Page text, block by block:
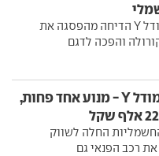
טסלה מודל Y הדיחה מהפסגה את
והפכה לדגם
טסלה מודל Y - מנוע אחד פחות,
החלה לשווק
רכב הפנאי גם